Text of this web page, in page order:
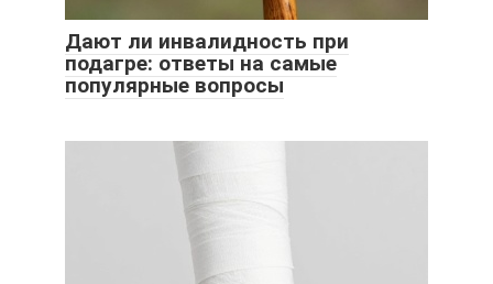
Дают ли инвалидность при
подагре: ответы на самые
популярные вопросы